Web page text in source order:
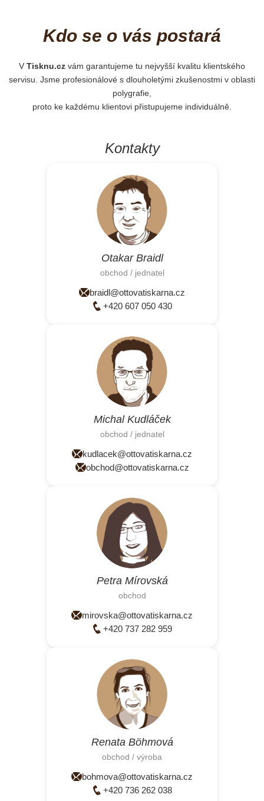
Kdo se o vás postará
V Tisknu.cz vám garantujeme tu nejvyšší kvalitu klientského
servisu. Jsme profesionálové s dlouholetými zkušenostmi v oblasti
polygrafie,
proto ke každému klientovi přistupujeme individuálně.
Kontakty
Otakar Braidl
obchod / jednatel
braidl@ottovatiskarna.cz
+420 607 050 430
Michal Kudláček
obchod / jednatel
kudlacek@ottovatiskarna.cz
obchod@ottovatiskarna.cz
Petra Mírovská
obchod
mirovska@ottovatiskarna.cz
+420 737 282 959
Renata Böhmová
obchod / výroba
bohmova@ottovatiskarna.cz
+420 736 262 038